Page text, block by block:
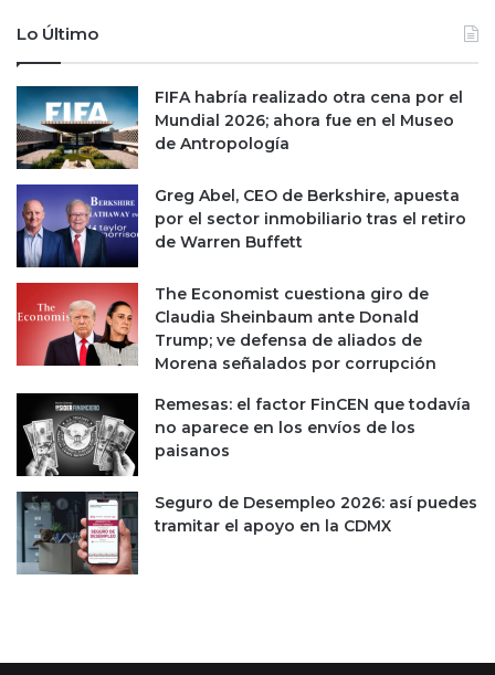
s
a
c
c
i
o
e
s
e
u
d
Lo Último
FIFA habría realizado otra cena por el
Mundial 2026; ahora fue en el Museo
de Antropología
Greg Abel, CEO de Berkshire, apuesta
por el sector inmobiliario tras el retiro
de Warren Buffett
The Economist cuestiona giro de
Claudia Sheinbaum ante Donald
Trump; ve defensa de aliados de
Morena señalados por corrupción
Remesas: el factor FinCEN que todavía
no aparece en los envíos de los
paisanos
Seguro de Desempleo 2026: así puedes
tramitar el apoyo en la CDMX